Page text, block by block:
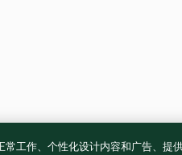
常工作、个性化设计内容和广告、提